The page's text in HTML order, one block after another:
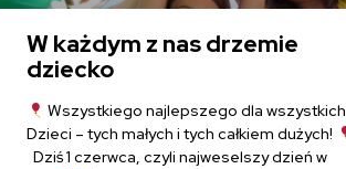
W każdym z nas drzemie
dziecko
Wszystkiego najlepszego dla wszystkich
Dzieci – tych małych i tych całkiem dużych!
Dziś 1 czerwca, czyli najweselszy dzień w